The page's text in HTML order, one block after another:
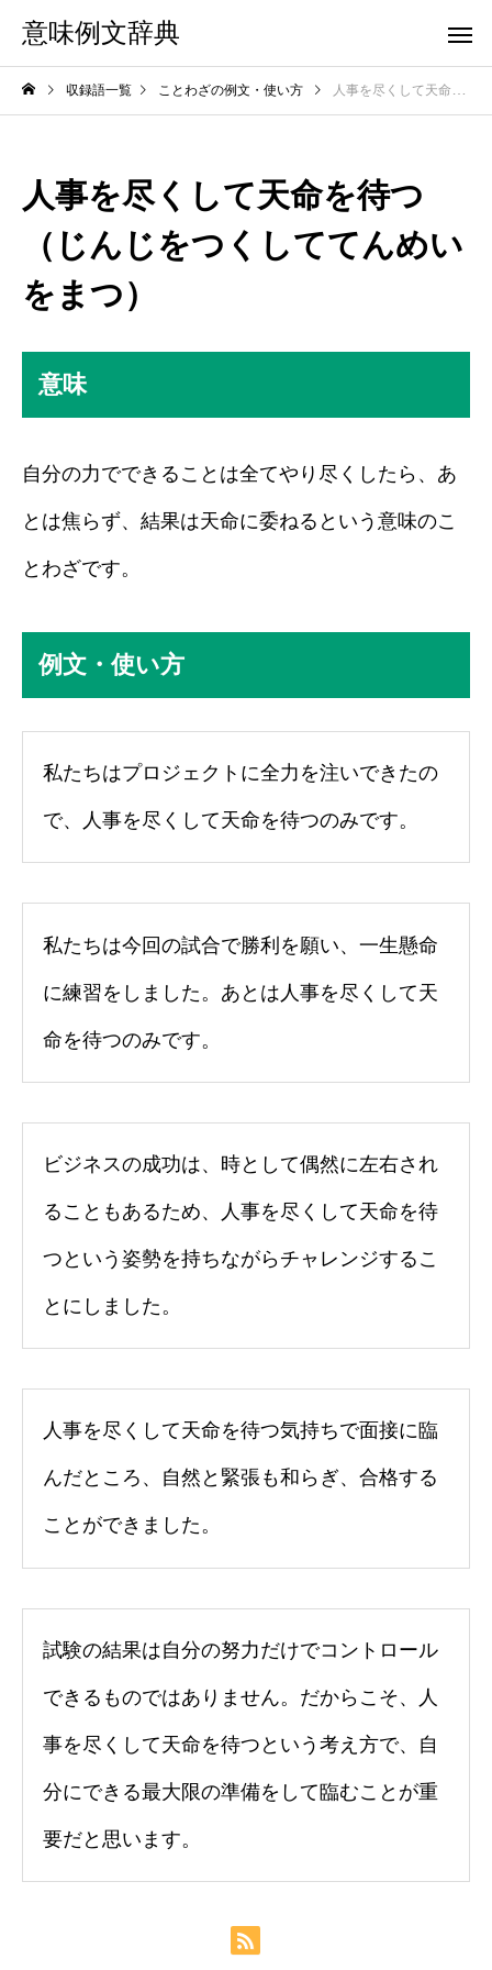
意味例文辞典
収録語一覧 ことわざの例文・使い方 人事を尽くして天命を待つ（じんじをつくしててんめいをまつ）
人事を尽くして天命を待つ
（じんじをつくしててんめい
をまつ）
意味
自分の力でできることは全てやり尽くしたら、あ
とは焦らず、結果は天命に委ねるという意味のこ
とわざです。
例文・使い方
私たちはプロジェクトに全力を注いできたの
で、人事を尽くして天命を待つのみです。
私たちは今回の試合で勝利を願い、一生懸命
に練習をしました。あとは人事を尽くして天
命を待つのみです。
ビジネスの成功は、時として偶然に左右され
ることもあるため、人事を尽くして天命を待
つという姿勢を持ちながらチャレンジするこ
とにしました。
人事を尽くして天命を待つ気持ちで面接に臨
んだところ、自然と緊張も和らぎ、合格する
ことができました。
試験の結果は自分の努力だけでコントロール
できるものではありません。だからこそ、人
事を尽くして天命を待つという考え方で、自
分にできる最大限の準備をして臨むことが重
要だと思います。